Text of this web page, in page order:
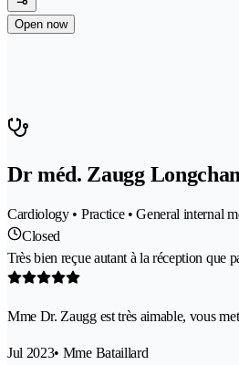
Open now
Dr méd. Zaugg
Cardiology • Practice • General internal
Closed
Très bien reçue autant à la réception que
Mme Dr. Zaugg est très aimable, vous
Jul 2023• Mme Bataillard